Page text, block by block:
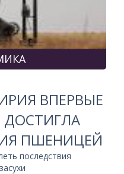
ВПЕРВЫЕ
ПШЕНИЦЕЙ
последствия